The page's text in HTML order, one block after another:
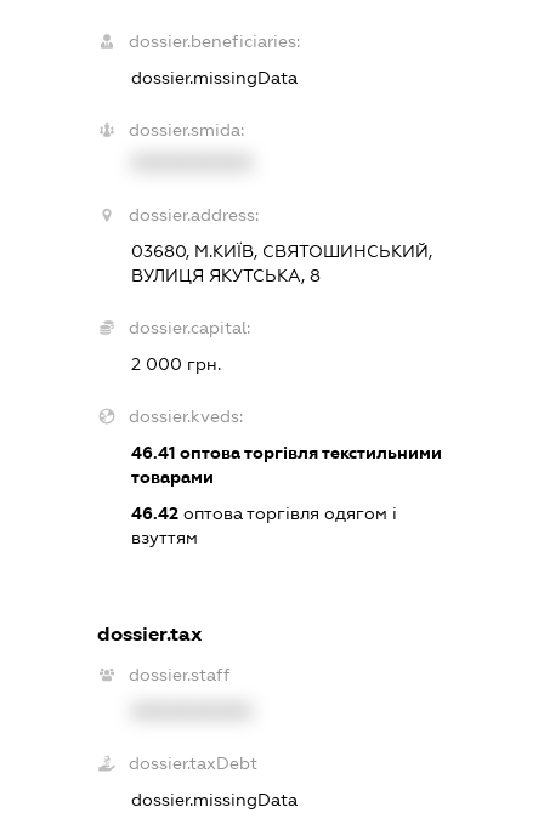
dossier.beneficiaries:
dossier.missingData
dossier.smida:
dossier.address:
03680, М.КИЇВ, СВЯТОШИНСЬКИЙ,
ВУЛИЦЯ ЯКУТСЬКА, 8
dossier.capital:
2 000 грн.
dossier.kveds:
46.41 оптова торгівля текстильними
товарами
46.42 оптова торгівля одягом і
взуттям
dossier.tax
dossier.staff
dossier.taxDebt
dossier.missingData